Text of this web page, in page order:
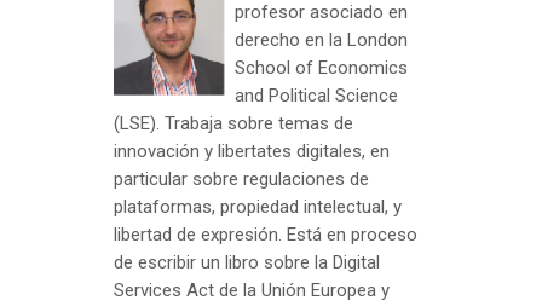
profesor asociado en
derecho en la London
School of Economics
and Political Science
(LSE). Trabaja sobre temas de
innovación y libertates digitales, en
particular sobre regulaciones de
plataformas, propiedad intelectual, y
libertad de expresión. Está en proceso
de escribir un libro sobre la Digital
Services Act de la Unión Europea y